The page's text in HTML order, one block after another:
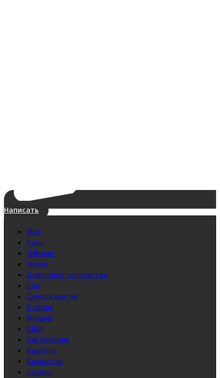
Написать
Мир
Кино
Гейминг
Наука
Цифровое творчество
Еда
Саморазвитие
В кадре
Музыка
США
Настроение
Красота
Казахстан
Космос